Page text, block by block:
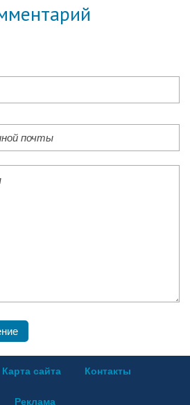
Карта сайта Контакты
Реклама